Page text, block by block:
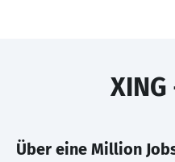
Über eine Million